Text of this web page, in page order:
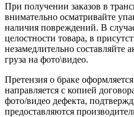
При получении заказов в
внимательно осматривайте
наличия повреждений. В
целостности товара, в
незамедлительно составляйте
груза на фото\видео.
Претензия о браке
направляется с копией
фото/видео дефекта,
предоставляются